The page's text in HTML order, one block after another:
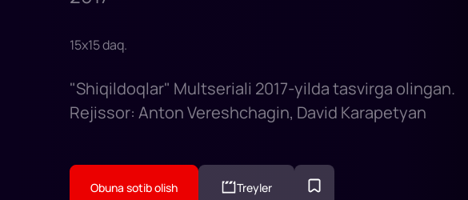
15x15daq.
"Shiqildoqlar" Multseriali 2017-yilda tasvirga olingan.
Rejissor: Anton Vereshchagin, David Karapetyan
Obuna sotib olish Treyler